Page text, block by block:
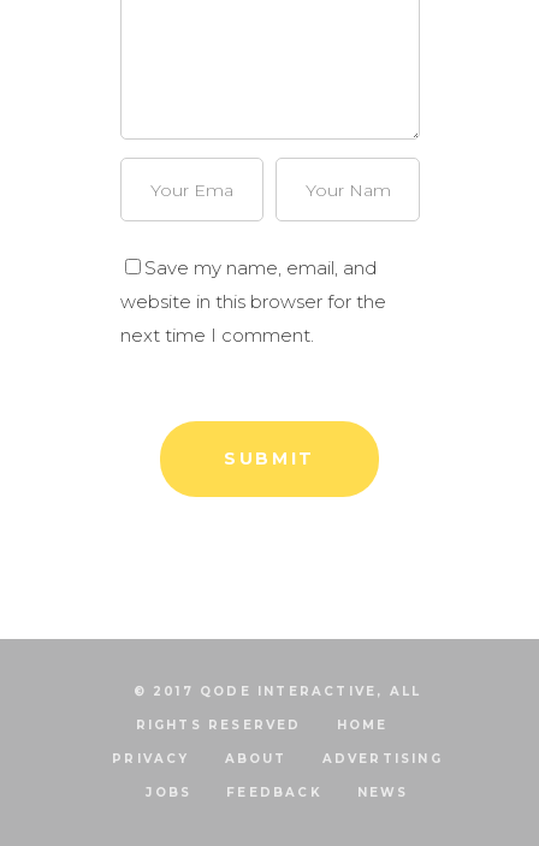
Save my name, email, and
website in this browser for the
next time I comment.
© 2017 QODE INTERACTIVE, ALL
RIGHTS RESERVED HOME
PRIVACY ABOUT ADVERTISING
JOBS FEEDBACK NEWS